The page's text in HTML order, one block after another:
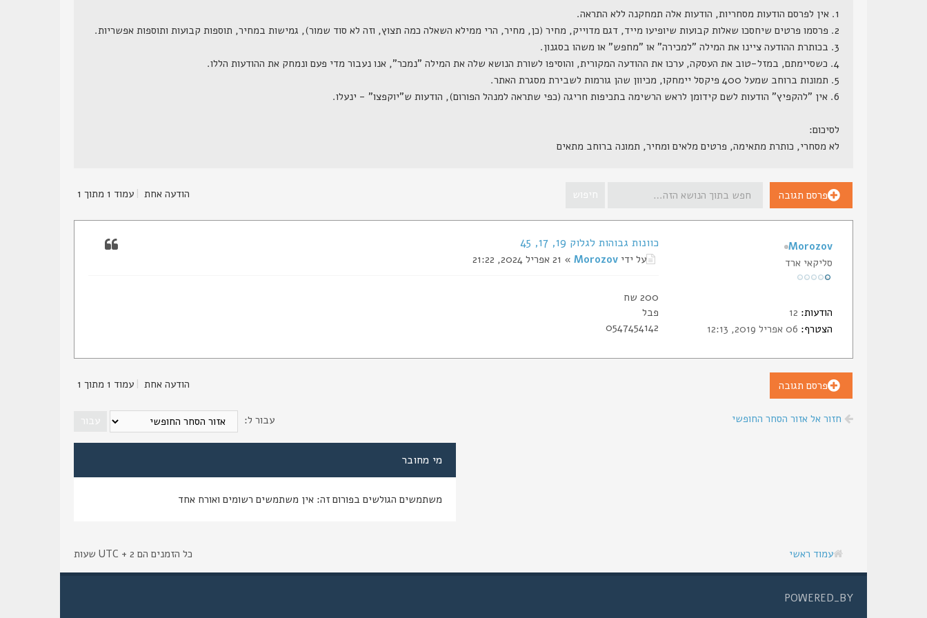
1. אין לפרסם הודעות מסחריות, הודעות אלה תמחקנה ללא התראה.
2. פרסמו פרטים שיחסכו שאלות קבועות שיופיעו מייד, דגם מדוייק, מחיר (כן, מחיר, הרי ממילא השאלה כמה תצוץ, וזה לא סוד שמור), גמישות במחיר, תוספות קבועות ותוספות אפשריות.
3. בכותרת ההודעה ציינו את המילה "למכירה" או "מחפש" או משהו בסגנון.
4. כשסיימתם, במזל-טוב את העסקה, ערכו את ההודעה המקורית, והוסיפו לשורת הנושא שלה את המילה "נמכר", אנו נעבור מדי פעם ונמחק את ההודעות הללו.
5. תמונות ברוחב שמעל 400 פיקסל יימחקו, מכיוון שהן גורמות לשבירת מסגרת האתר.
6. אין "להקפיץ" הודעות לשם קידומן לראש הרשימה בתכיפות חריגה (כפי שתראה למנהל הפורום), הודעות ש"יוקפצו" - ינעלו.
לסיכום:
לא מסחרי, כותרת מתאימה, פרטים מלאים ומחיר, תמונה ברוחב מתאים
פרסם תגובה הודעה אחת | עמוד 1 מתוך 1
כוונות גבוהות לגלוק 19, 17, 45
על ידיMorozov » 21 אפריל 2024, 21:22
200 שח
פבל
0547454142
Morozov
סליקאי ארד
הודעות:
הצטרף:
פרסם תגובה הודעה אחת | עמוד 1 מתוך 1
חזור אל אזור הסחר החופשי עבור ל:
מי מחובר
משתמשים הגולשים בפורום זה: אין משתמשים רשומים ואורח אחד
עמוד ראשי כל הזמנים הם UTC + 2 שעות
POWERED_BY